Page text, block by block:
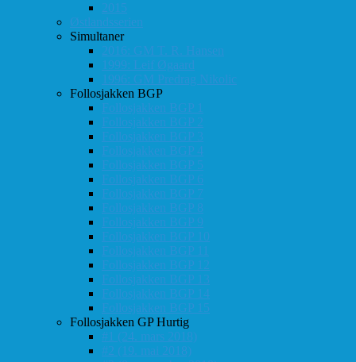
2015
Østlandsserien
Simultaner
2016: GM T. R. Hansen
1999: Leif Øgaard
1996: GM Predrag Nikolic
Follosjakken BGP
Follosjakken BGP 1
Follosjakken BGP 2
Follosjakken BGP 3
Follosjakken BGP 4
Follosjakken BGP 5
Follosjakken BGP 6
Follosjakken BGP 7
Follosjakken BGP 8
Follosjakken BGP 9
Follosjakken BGP 10
Follosjakken BGP 11
Follosjakken BGP 12
Follosjakken BGP 13
Follosjakken BGP 14
Follosjakken BGP 15
Follosjakken GP Hurtig
#1 (24. mars 2018)
#2 (19. mai 2018)